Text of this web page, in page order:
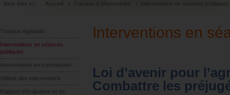
Vous êtes ici : Accueil Travaux à l'Assemblée Interventions en séances publiques
Travaux législatifs
Interventions en séances
publiques
Interventions en commission
Vidéos des interventions
Rapport d’évaluation et de
Interventions en
Loi d’avenir pour
Combattre les